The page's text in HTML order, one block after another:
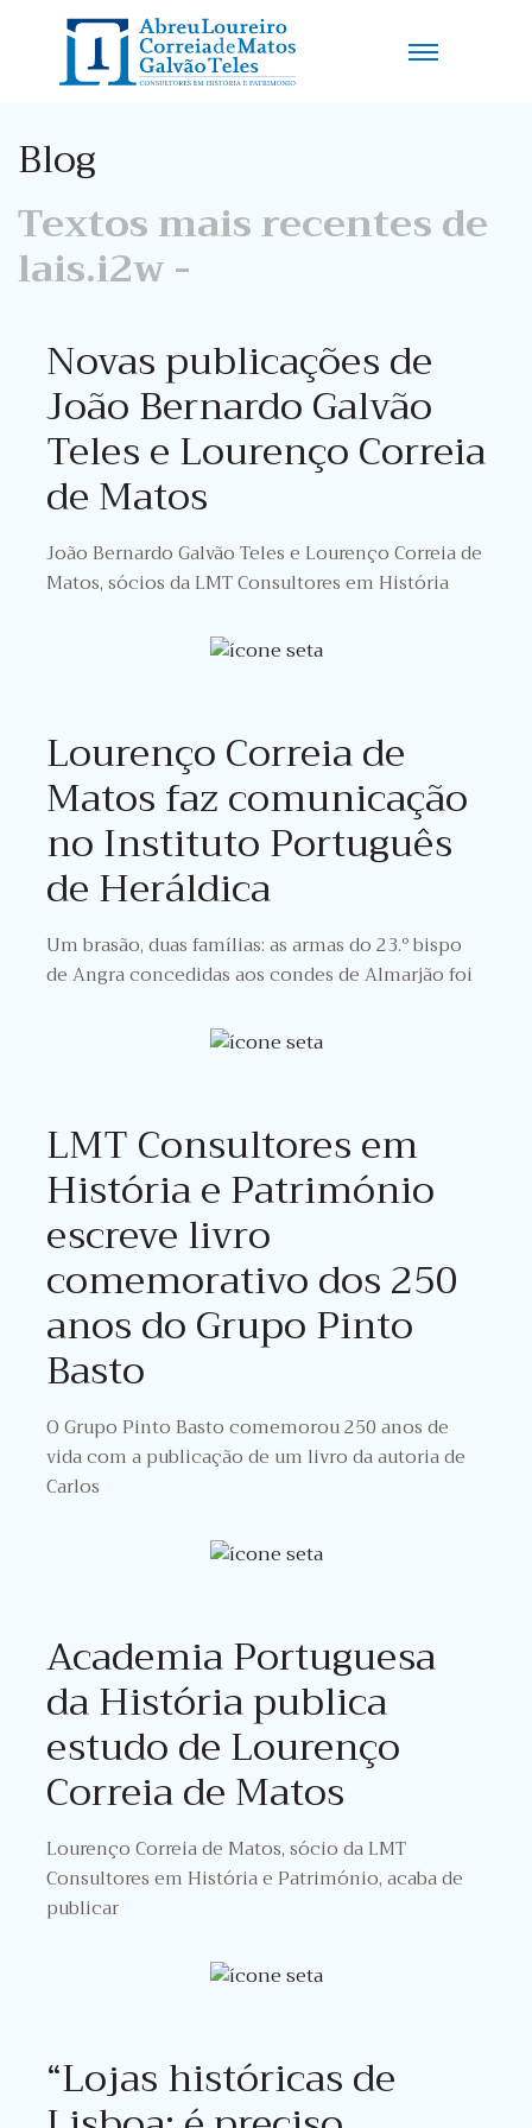
Blog
Textos mais recentes de
lais.i2w -
Novas publicações de
João Bernardo Galvão
Teles e Lourenço Correia
de Matos
João Bernardo Galvão Teles e Lourenço Correia de
Matos, sócios da LMT Consultores em História
Lourenço Correia de
Matos faz comunicação
no Instituto Português
de Heráldica
Um brasão, duas famílias: as armas do 23.º bispo
de Angra concedidas aos condes de Almarjão foi
LMT Consultores em
História e Património
escreve livro
comemorativo dos 250
anos do Grupo Pinto
Basto
O Grupo Pinto Basto comemorou 250 anos de
vida com a publicação de um livro da autoria de
Carlos
Academia Portuguesa
da História publica
estudo de Lourenço
Correia de Matos
Lourenço Correia de Matos, sócio da LMT
Consultores em História e Património, acaba de
publicar
“Lojas históricas de